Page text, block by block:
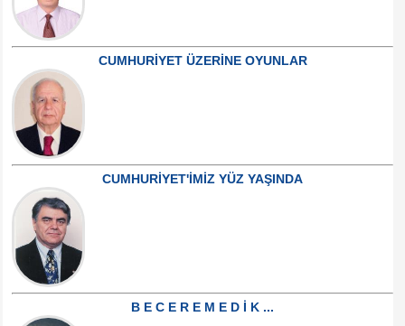
CUMHURİYET ÜZERİNE OYUNLAR
CUMHURİYET'İMİZ YÜZ YAŞINDA
B E C E R E M E D İ K ...